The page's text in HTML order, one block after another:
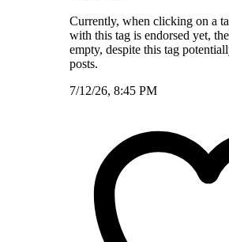
Currently, when clicking on a
with this tag is endorsed yet,
empty, despite this tag
posts.
7/12/26, 8:45 PM